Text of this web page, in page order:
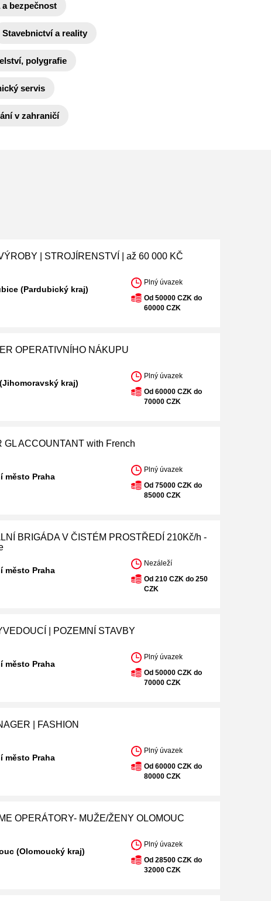
a bezpečnost
Stavebnictví a reality
polygrafie
servis
v zahraničí
| STROJÍRENSTVÍ | až 60 000 KČ
(Pardubický kraj)
Plný úvazek
Od 50000 CZK do
60000 CZK
OPERATIVNÍHO NÁKUPU
kraj)
Plný úvazek
Od 60000 CZK do
70000 CZK
GL ACCOUNTANT with French
město Praha
Plný úvazek
Od 75000 CZK do
85000 CZK
BRIGÁDA V ČISTÉM PROSTŘEDÍ 210Kč/h -
město Praha
Nezáleží
Od 210 CZK do 250
CZK
| POZEMNÍ STAVBY
město Praha
Plný úvazek
Od 50000 CZK do
70000 CZK
| FASHION
město Praha
Plný úvazek
Od 60000 CZK do
80000 CZK
OPERÁTORY- MUŽE/ŽENY OLOMOUC
(Olomoucký kraj)
Plný úvazek
Od 28500 CZK do
32000 CZK